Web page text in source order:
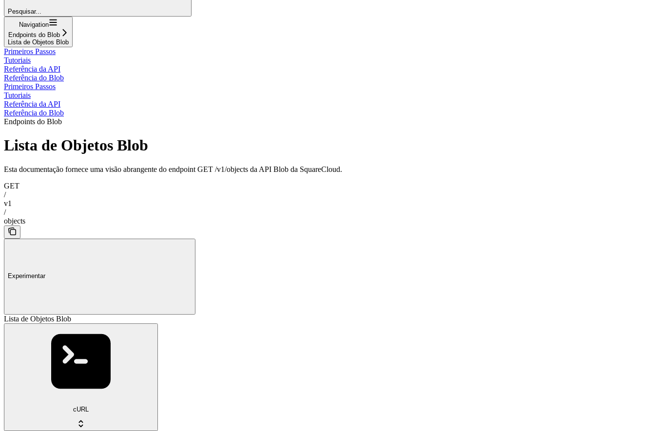
Pesquisar...
Navigation
Endpoints do Blob
Lista de Objetos Blob
Primeiros Passos
Tutoriais
Referência da API
Referência do Blob
Primeiros Passos
Tutoriais
Referência da API
Referência do Blob
Endpoints do Blob
Lista de Objetos Blob
Esta documentação fornece uma visão abrangente do endpoint GET /v1/objects da API Blob da SquareCloud.
GET
/
v1
/
objects
Experimentar
Lista de Objetos Blob
cURL